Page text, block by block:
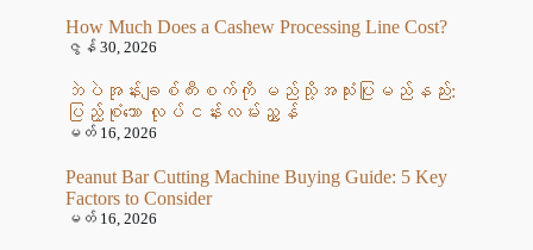
How Much Does a Cashew Processing Line Cost?
ဇွန် 30, 2026
ဘဲပဲအုန်းချစ်ကီးစက်ကို မည်သို့အသုံးပြုမည်နည်း:
ပြည့်စုံသော လုပ်ငန်းလမ်းညွှန်
မတ် 16, 2026
Peanut Bar Cutting Machine Buying Guide: 5 Key
Factors to Consider
မတ် 16, 2026